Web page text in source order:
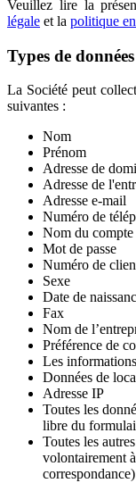
Veuillez lire la
légale et la politique
Types de
La Société peut
suivantes :
Nom
Prénom
Adresse de
Adresse de
Adresse e-mail
Numéro de
Nom du compte
Mot de passe
Numéro de
Sexe
Date de
Fax
Nom de
Préférence de
Les
Données de
Adresse IP
Toutes les
libre du
Toutes les
volontairement
correspondance)